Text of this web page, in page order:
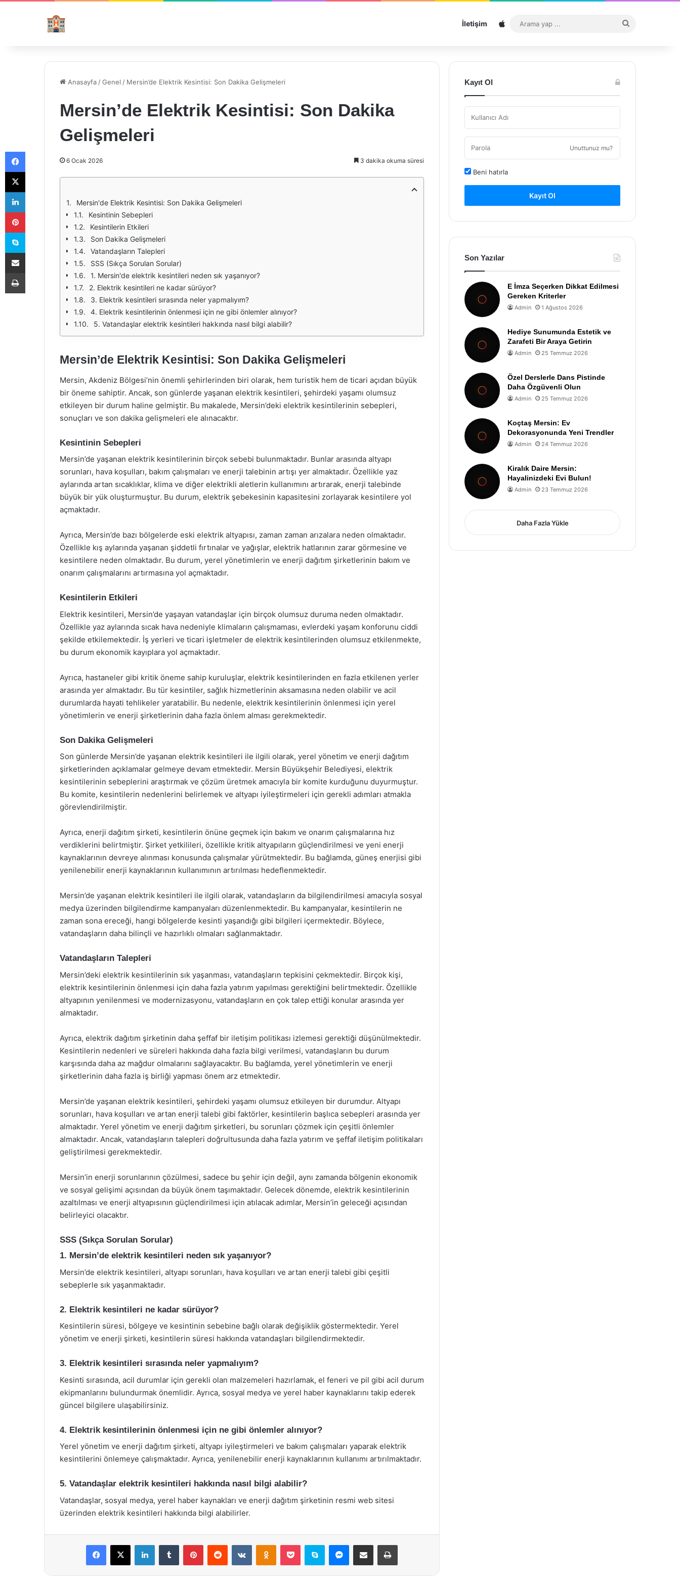
İletişim Sitemap
...
Anasayfa /Genel / Mersin’de Elektrik Kesintisi: Son Dakika Gelişmeleri
Mersin’de Elektrik Kesintisi: Son Dakika
Gelişmeleri
6 Ocak 2026 3 dakika okuma süresi
Mersin'de Elektrik Kesintisi: Son Dakika Gelişmeleri
Kesintinin Sebepleri
Kesintilerin Etkileri
Son Dakika Gelişmeleri
Vatandaşların Talepleri
SSS (Sıkça Sorulan Sorular)
1. Mersin'de elektrik kesintileri neden sık yaşanıyor?
2. Elektrik kesintileri ne kadar sürüyor?
3. Elektrik kesintileri sırasında neler yapmalıyım?
4. Elektrik kesintilerinin önlenmesi için ne gibi önlemler alınıyor?
5. Vatandaşlar elektrik kesintileri hakkında nasıl bilgi alabilir?
Mersin’de Elektrik Kesintisi: Son Dakika Gelişmeleri
Mersin, Akdeniz Bölgesi’nin önemli şehirlerinden biri olarak, hem turistik hem de ticari açıdan büyük
bir öneme sahiptir. Ancak, son günlerde yaşanan elektrik kesintileri, şehirdeki yaşamı olumsuz
etkileyen bir durum haline gelmiştir. Bu makalede, Mersin’deki elektrik kesintilerinin sebepleri,
sonuçları ve son dakika gelişmeleri ele alınacaktır.
Kesintinin Sebepleri
Mersin’de yaşanan elektrik kesintilerinin birçok sebebi bulunmaktadır. Bunlar arasında altyapı
sorunları, hava koşulları, bakım çalışmaları ve enerji talebinin artışı yer almaktadır. Özellikle yaz
aylarında artan sıcaklıklar, klima ve diğer elektrikli aletlerin kullanımını artırarak, enerji talebinde
büyük bir yük oluşturmuştur. Bu durum, elektrik şebekesinin kapasitesini zorlayarak kesintilere yol
açmaktadır.
Ayrıca, Mersin’de bazı bölgelerde eski elektrik altyapısı, zaman zaman arızalara neden olmaktadır.
Özellikle kış aylarında yaşanan şiddetli fırtınalar ve yağışlar, elektrik hatlarının zarar görmesine ve
kesintilere neden olmaktadır. Bu durum, yerel yönetimlerin ve enerji dağıtım şirketlerinin bakım ve
onarım çalışmalarını artırmasına yol açmaktadır.
Kesintilerin Etkileri
Elektrik kesintileri, Mersin’de yaşayan vatandaşlar için birçok olumsuz duruma neden olmaktadır.
Özellikle yaz aylarında sıcak hava nedeniyle klimaların çalışmaması, evlerdeki yaşam konforunu ciddi
şekilde etkilemektedir. İş yerleri ve ticari işletmeler de elektrik kesintilerinden olumsuz etkilenmekte,
bu durum ekonomik kayıplara yol açmaktadır.
Ayrıca, hastaneler gibi kritik öneme sahip kuruluşlar, elektrik kesintilerinden en fazla etkilenen yerler
arasında yer almaktadır. Bu tür kesintiler, sağlık hizmetlerinin aksamasına neden olabilir ve acil
durumlarda hayati tehlikeler yaratabilir. Bu nedenle, elektrik kesintilerinin önlenmesi için yerel
yönetimlerin ve enerji şirketlerinin daha fazla önlem alması gerekmektedir.
Son Dakika Gelişmeleri
Son günlerde Mersin’de yaşanan elektrik kesintileri ile ilgili olarak, yerel yönetim ve enerji dağıtım
şirketlerinden açıklamalar gelmeye devam etmektedir. Mersin Büyükşehir Belediyesi, elektrik
kesintilerinin sebeplerini araştırmak ve çözüm üretmek amacıyla bir komite kurduğunu duyurmuştur.
Bu komite, kesintilerin nedenlerini belirlemek ve altyapı iyileştirmeleri için gerekli adımları atmakla
görevlendirilmiştir.
Ayrıca, enerji dağıtım şirketi, kesintilerin önüne geçmek için bakım ve onarım çalışmalarına hız
verdiklerini belirtmiştir. Şirket yetkilileri, özellikle kritik altyapıların güçlendirilmesi ve yeni enerji
kaynaklarının devreye alınması konusunda çalışmalar yürütmektedir. Bu bağlamda, güneş enerjisi gibi
yenilenebilir enerji kaynaklarının kullanımının artırılması hedeflenmektedir.
Mersin’de yaşanan elektrik kesintileri ile ilgili olarak, vatandaşların da bilgilendirilmesi amacıyla sosyal
medya üzerinden bilgilendirme kampanyaları düzenlenmektedir. Bu kampanyalar, kesintilerin ne
zaman sona ereceği, hangi bölgelerde kesinti yaşandığı gibi bilgileri içermektedir. Böylece,
vatandaşların daha bilinçli ve hazırlıklı olmaları sağlanmaktadır.
Vatandaşların Talepleri
Mersin’deki elektrik kesintilerinin sık yaşanması, vatandaşların tepkisini çekmektedir. Birçok kişi,
elektrik kesintilerinin önlenmesi için daha fazla yatırım yapılması gerektiğini belirtmektedir. Özellikle
altyapının yenilenmesi ve modernizasyonu, vatandaşların en çok talep ettiği konular arasında yer
almaktadır.
Ayrıca, elektrik dağıtım şirketinin daha şeffaf bir iletişim politikası izlemesi gerektiği düşünülmektedir.
Kesintilerin nedenleri ve süreleri hakkında daha fazla bilgi verilmesi, vatandaşların bu durum
karşısında daha az mağdur olmalarını sağlayacaktır. Bu bağlamda, yerel yönetimlerin ve enerji
şirketlerinin daha fazla iş birliği yapması önem arz etmektedir.
Mersin’de yaşanan elektrik kesintileri, şehirdeki yaşamı olumsuz etkileyen bir durumdur. Altyapı
sorunları, hava koşulları ve artan enerji talebi gibi faktörler, kesintilerin başlıca sebepleri arasında yer
almaktadır. Yerel yönetim ve enerji dağıtım şirketleri, bu sorunları çözmek için çeşitli önlemler
almaktadır. Ancak, vatandaşların talepleri doğrultusunda daha fazla yatırım ve şeffaf iletişim politikaları
geliştirilmesi gerekmektedir.
Mersin’in enerji sorunlarının çözülmesi, sadece bu şehir için değil, aynı zamanda bölgenin ekonomik
ve sosyal gelişimi açısından da büyük önem taşımaktadır. Gelecek dönemde, elektrik kesintilerinin
azaltılması ve enerji altyapısının güçlendirilmesi için atılacak adımlar, Mersin’in geleceği açısından
belirleyici olacaktır.
SSS (Sıkça Sorulan Sorular)
1. Mersin’de elektrik kesintileri neden sık yaşanıyor?
Mersin’de elektrik kesintileri, altyapı sorunları, hava koşulları ve artan enerji talebi gibi çeşitli
sebeplerle sık yaşanmaktadır.
2. Elektrik kesintileri ne kadar sürüyor?
Kesintilerin süresi, bölgeye ve kesintinin sebebine bağlı olarak değişiklik göstermektedir. Yerel
yönetim ve enerji şirketi, kesintilerin süresi hakkında vatandaşları bilgilendirmektedir.
3. Elektrik kesintileri sırasında neler yapmalıyım?
Kesinti sırasında, acil durumlar için gerekli olan malzemeleri hazırlamak, el feneri ve pil gibi acil durum
ekipmanlarını bulundurmak önemlidir. Ayrıca, sosyal medya ve yerel haber kaynaklarını takip ederek
güncel bilgilere ulaşabilirsiniz.
4. Elektrik kesintilerinin önlenmesi için ne gibi önlemler alınıyor?
Yerel yönetim ve enerji dağıtım şirketi, altyapı iyileştirmeleri ve bakım çalışmaları yaparak elektrik
kesintilerini önlemeye çalışmaktadır. Ayrıca, yenilenebilir enerji kaynaklarının kullanımı artırılmaktadır.
5. Vatandaşlar elektrik kesintileri hakkında nasıl bilgi alabilir?
Vatandaşlar, sosyal medya, yerel haber kaynakları ve enerji dağıtım şirketinin resmi web sitesi
üzerinden elektrik kesintileri hakkında bilgi alabilirler.
Facebook
X LinkedInTumblr PinterestReddit VKontakteOdnoklassniki
Pocket Skype Messenger
E-Posta ile paylaş Yazdır
Kayıt Ol
Unuttunuz mu?
Beni hatırla
Kayıt Ol
Son Yazılar
E İmza Seçerken Dikkat Edilmesi
Gereken Kriterler
Admin 1 Ağustos 2026
Hediye Sunumunda Estetik ve
Zarafeti Bir Araya Getirin
Admin 25 Temmuz 2026
Özel Derslerle Dans Pistinde
Daha Özgüvenli Olun
Admin 25 Temmuz 2026
Koçtaş Mersin: Ev
Dekorasyonunda Yeni Trendler
Admin 24 Temmuz 2026
Kiralık Daire Mersin:
Hayalinizdeki Evi Bulun!
Admin 23 Temmuz 2026
Daha Fazla Yükle
Facebook
X
LinkedIn
Pinterest
Skype
E-Posta ile paylaş